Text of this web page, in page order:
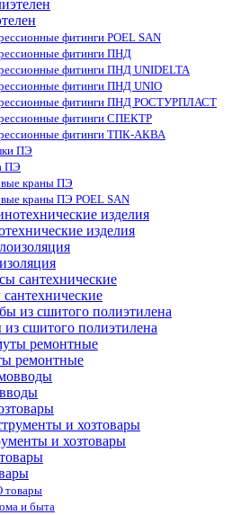
фитинги POEL SAN
фитинги ПНД
фитинги ПНД UNIDELTA
фитинги ПНД UNIO
фитинги ПНД РОСТУРПЛАСТ
фитинги СПЕКТР
фитинги ТПК-АКВА
ПЭ
ПЭ
краны ПЭ
краны ПЭ POEL SAN
изделия
сшитого полиэтилена
ремонтные
и хозтовары
и быта